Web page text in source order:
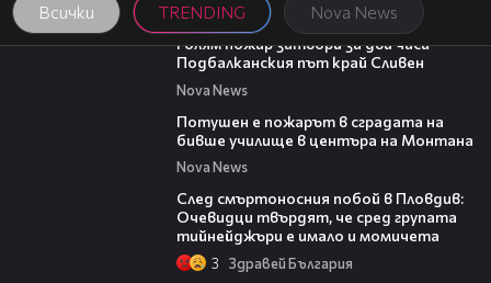
Всички TRENDING Nova News
00:38
Голям пожар затвори за два часа
Подбалканския път край Сливен
Nova News
Потушен е пожарът в сградата на
бивше училище в центъра на Монтана
Nova News
След смъртоносния побой в Пловдив:
Очевидци твърдят, че сред групата
тийнейджъри е имало и момичета
3 Здравей България